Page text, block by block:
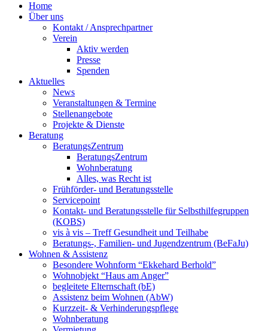
Home
Über uns
Kontakt / Ansprechpartner
Verein
Aktiv werden
Presse
Spenden
Aktuelles
News
Veranstaltungen & Termine
Stellenangebote
Projekte & Dienste
Beratung
BeratungsZentrum
BeratungsZentrum
Wohnberatung
Alles, was Recht ist
Frühförder- und Beratungsstelle
Servicepoint
Kontakt- und Beratungsstelle für Selbsthilfegruppen
(KOBS)
vis à vis – Treff Gesundheit und Teilhabe
Beratungs-, Familien- und Jugendzentrum (BeFaJu)
Wohnen & Assistenz
Besondere Wohnform “Ekkehard Berhold”
Wohnobjekt “Haus am Anger”
begleitete Elternschaft (bE)
Assistenz beim Wohnen (AbW)
Kurzzeit- & Verhinderungspflege
Wohnberatung